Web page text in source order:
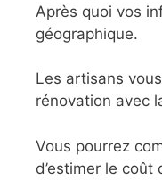
Après quoi vos
géographique.
Les artisans
rénovation avec
Vous pourrez
d’estimer le